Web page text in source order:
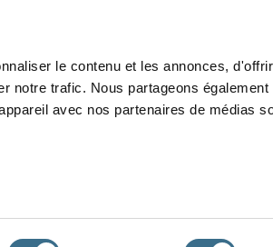
le contenu et les annonces,
notre trafic. Nous partageons également
avec nos partenaires de médias